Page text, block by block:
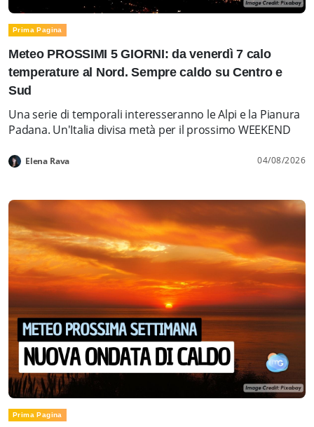
Prima Pagina
Meteo PROSSIMI 5 GIORNI: da venerdì 7 calo
temperature al Nord. Sempre caldo su Centro e
Sud
Una serie di temporali interesseranno le Alpi e la Pianura
Padana. Un'Italia divisa metà per il prossimo WEEKEND
Elena Rava 04/08/2026
Prima Pagina